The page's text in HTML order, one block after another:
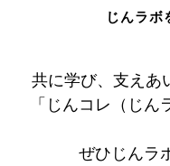
じんラボ
共に学び、支えあ
「じんコレ（じ
ぜひじんラ